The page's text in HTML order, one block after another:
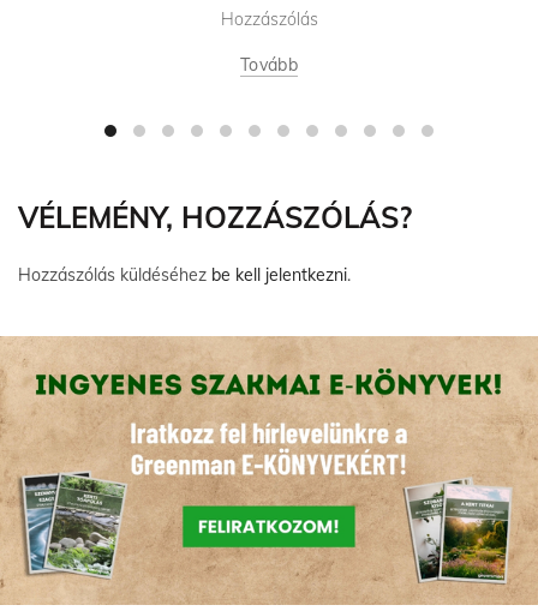
Hozzászólás
Tovább
VÉLEMÉNY, HOZZÁSZÓLÁS?
Hozzászólás küldéséhez be kell jelentkezni.